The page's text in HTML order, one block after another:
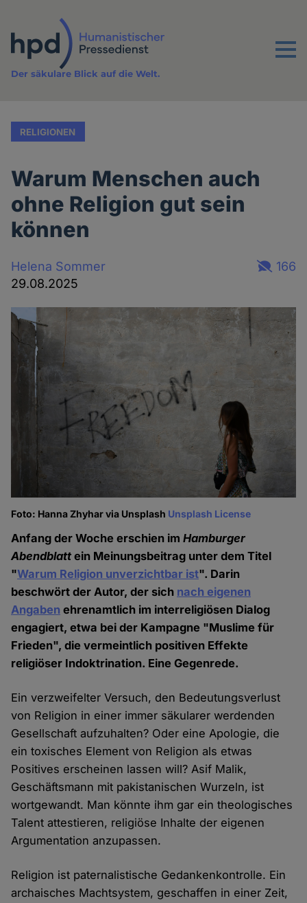
Inhalt
Menu
Der säkulare Blick auf die Welt.
RELIGIONEN
Warum Menschen auch
ohne Religion gut sein
können
Helena Sommer
29.08.2025
166
Foto: Hanna Zhyhar via Unsplash Unsplash License
Anfang der Woche erschien imHamburger
Abendblatt ein Meinungsbeitrag unter dem Titel
"Warum Religion unverzichtbar ist". Darin
beschwört der Autor, der sich nach eigenen
Angaben ehrenamtlich im interreligiösen Dialog
engagiert, etwa bei der Kampagne "Muslime für
Frieden", die vermeintlich positiven Effekte
religiöser Indoktrination. Eine Gegenrede.
Ein verzweifelter Versuch, den Bedeutungsverlust
von Religion in einer immer säkularer werdenden
Gesellschaft aufzuhalten? Oder eine Apologie, die
ein toxisches Element von Religion als etwas
Positives erscheinen lassen will? Asif Malik,
Geschäftsmann mit pakistanischen Wurzeln, ist
wortgewandt. Man könnte ihm gar ein theologisches
Talent attestieren, religiöse Inhalte der eigenen
Argumentation anzupassen.
Religion ist paternalistische Gedankenkontrolle. Ein
archaisches Machtsystem, geschaffen in einer Zeit,